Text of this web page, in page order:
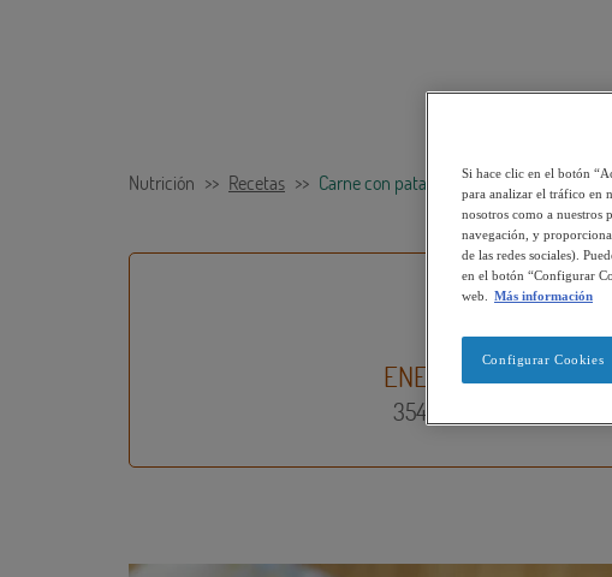
Nutrición >> Recetas >> Carne con patatas guisadas
ENERGÍA
354 kcal
Si hace clic en el botón
para analizar el tráfico en
nosotros como a nuestros
navegación, y
de las redes sociales).
en el botón “Configurar
web.
Más información
Configurar Cookies